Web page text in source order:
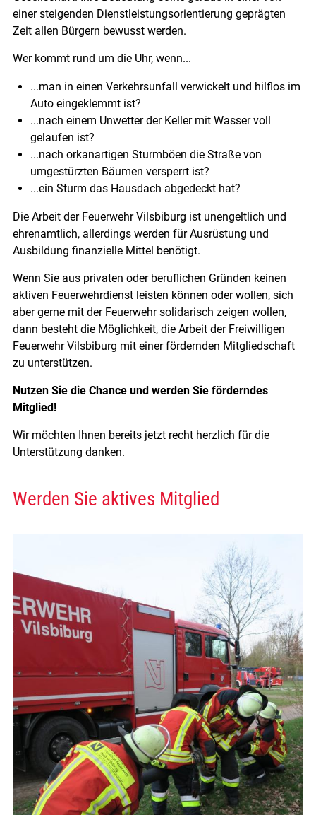
einer steigenden Dienstleistungsorientierung geprägten
Zeit allen Bürgern bewusst werden.
Wer kommt rund um die Uhr, wenn...
...man in einen Verkehrsunfall verwickelt und hilflos im
Auto eingeklemmt ist?
...nach einem Unwetter der Keller mit Wasser voll
gelaufen ist?
...nach orkanartigen Sturmböen die Straße von
umgestürzten Bäumen versperrt ist?
...ein Sturm das Hausdach abgedeckt hat?
Die Arbeit der Feuerwehr Vilsbiburg ist unengeltlich und
ehrenamtlich, allerdings werden für Ausrüstung und
Ausbildung finanzielle Mittel benötigt.
Wenn Sie aus privaten oder beruflichen Gründen keinen
aktiven Feuerwehrdienst leisten können oder wollen, sich
aber gerne mit der Feuerwehr solidarisch zeigen wollen,
dann besteht die Möglichkeit, die Arbeit der Freiwilligen
Feuerwehr Vilsbiburg mit einer fördernden Mitgliedschaft
zu unterstützen.
Nutzen Sie die Chance und werden Sie förderndes
Mitglied!
Wir möchten Ihnen bereits jetzt recht herzlich für die
Unterstützung danken.
Werden Sie aktives Mitglied